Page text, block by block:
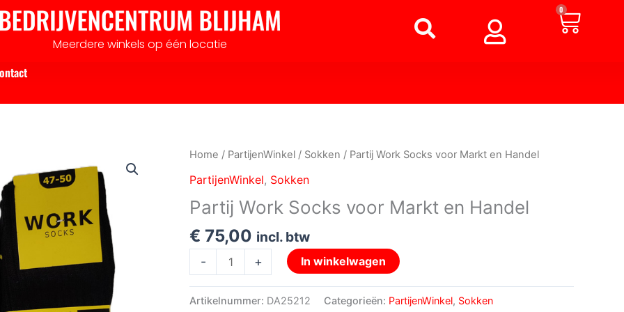
Meerdere winkels op één locatie
0
Home / PartijenWinkel / Sokken / Partij Work Socks voor Markt en Handel
PartijenWinkel, Sokken
Partij Work Socks voor Markt en Handel
€ 75,00 incl. btw
-
Partij
Socks
voor
Markt
en
Handel
+ In winkelwagen
Artikelnummer: DA25212 Categorieën: PartijenWinkel, Sokken